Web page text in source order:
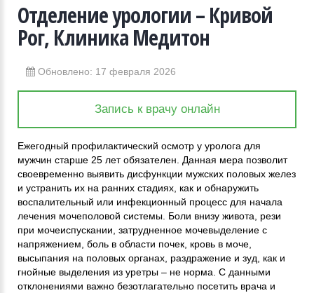
Отделение урологии – Кривой
Рог, Клиника Медитон
Обновлено: 17 февраля 2026
Запись к врачу онлайн
Ежегодный профилактический осмотр у уролога для
мужчин старше 25 лет обязателен. Данная мера позволит
своевременно выявить дисфункции мужских половых желез
и устранить их на ранних стадиях, как и обнаружить
воспалительный или инфекционный процесс для начала
лечения мочеполовой системы. Боли внизу живота, рези
при мочеиспускании, затрудненное мочевыделение с
напряжением, боль в области почек, кровь в моче,
высыпания на половых органах, раздражение и зуд, как и
гнойные выделения из уретры – не норма. С данными
отклонениями важно безотлагательно посетить врача и